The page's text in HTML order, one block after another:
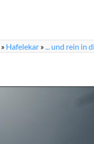
» Hafelekar »... und rein in